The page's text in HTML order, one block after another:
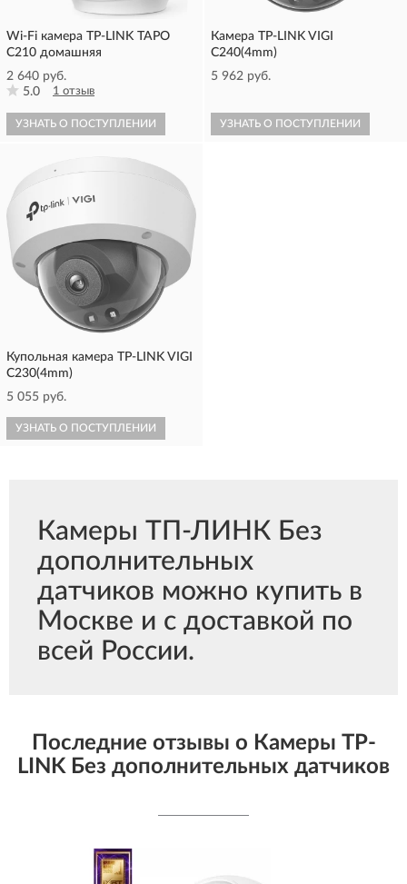
Wi-Fi камера TP-LINK TAPO
C210 домашняя
2 640 руб.
5.0
1 отзыв
УЗНАТЬ О ПОСТУПЛЕНИИ
Камера TP-LINK VIGI
C240(4mm)
5 962 руб.
УЗНАТЬ О ПОСТУПЛЕНИИ
Купольная камера TP-LINK VIGI
C230(4mm)
5 055 руб.
УЗНАТЬ О ПОСТУПЛЕНИИ
Камеры ТП-ЛИНК Без
дополнительных
датчиков можно купить в
Москве и с доставкой по
всей России.
Последние отзывы о Камеры TP-
LINK Без дополнительных датчиков